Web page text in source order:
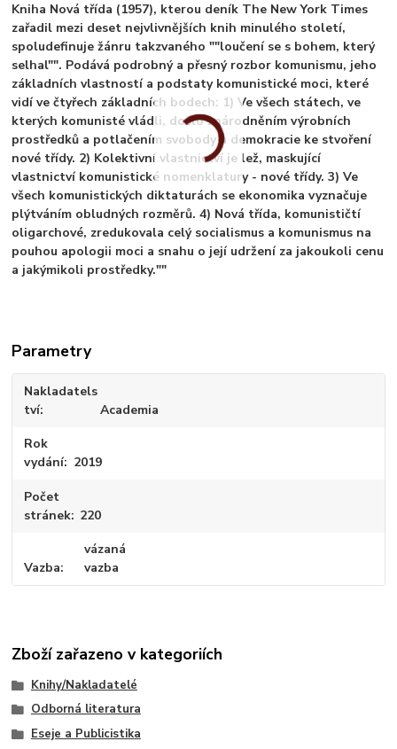
Kniha Nová třída (1957), kterou deník The New York Times
zařadil mezi deset nejvlivnějších knih minulého století,
spoludefinuje žánru takzvaného ""loučení se s bohem, který
selhal"". Podává podrobný a přesný rozbor komunismu, jeho
základních vlastností a podstaty komunistické moci, které
vidí ve čtyřech základních bodech: 1) Ve všech státech, ve
kterých komunisté vládli, došlo znárodněním výrobních
prostředků a potlačením svobody a demokracie ke stvoření
nové třídy. 2) Kolektivní vlastnictví je lež, maskující
vlastnictví komunistické nomenklatury - nové třídy. 3) Ve
všech komunistických diktaturách se ekonomika vyznačuje
plýtváním obludných rozměrů. 4) Nová třída, komunističtí
oligarchové, zredukovala celý socialismus a komunismus na
pouhou apologii moci a snahu o její udržení za jakoukoli cenu
a jakýmikoli prostředky.""
Parametry
Nakladatels
tví
Academia
Rok
vydání
2019
Počet
stránek 220
Vazba
vázaná
vazba
Zboží zařazeno v kategoriích
Knihy/Nakladatelé
Odborná literatura
Eseje a Publicistika